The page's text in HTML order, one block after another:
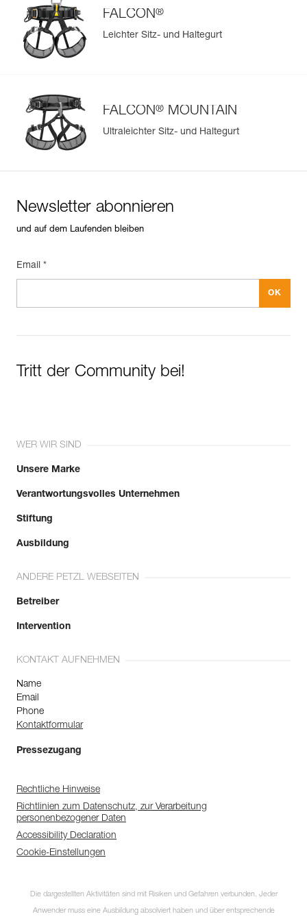
Absturzsicherung an den Schultern anzubringen (als
Zubehör erhältlich).
Ihrer vorhandenen PSA-Bestände.
Sehen Sie sich die Geschichte eines Produkts ab dem
Herstellungsdatum an.
FALCON®
Leichter Sitz- und Haltegurt
FALCON® MOUNTAIN
Ultraleichter Sitz- und Haltegurt
Newsletter abonnieren
und auf dem Laufenden bleiben
Email *
Tritt der Community bei!
WER WIR SIND
Unsere Marke
Verantwortungsvolles Unternehmen
Stiftung
Ausbildung
ANDERE PETZL WEBSEITEN
Betreiber
Intervention
KONTAKT AUFNEHMEN
Name
Email
Phone
Kontaktformular
Pressezugang
Rechtliche Hinweise
Richtlinien zum Datenschutz, zur Verarbeitung
personenbezogener Daten
Accessibility Declaration
Cookie-Einstellungen
Die dargestellten Aktivitäten sind mit Risiken und Gefahren verbunden. Jeder
Anwender muss eine Ausbildung absolviert haben und über entsprechende